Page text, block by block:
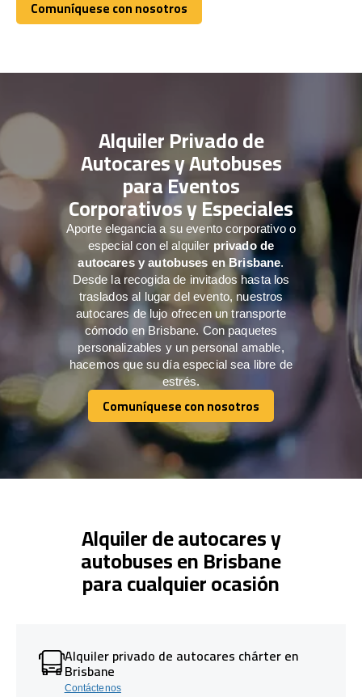
Comuníquese con nosotros
Comuníquese con nosotros
Alquiler Privado de
Autocares y Autobuses
para Eventos
Corporativos y Especiales
Aporte elegancia a su evento corporativo o
especial con el alquiler privado de
autocares y autobuses en Brisbane.
Desde la recogida de invitados hasta los
traslados al lugar del evento, nuestros
autocares de lujo ofrecen un transporte
cómodo en Brisbane. Con paquetes
personalizables y un personal amable,
hacemos que su día especial sea libre de
estrés.
Comuníquese con nosotros
Comuníquese con nosotros
Alquiler de autocares y
autobuses en Brisbane
para cualquier ocasión
Alquiler privado de autocares chárter en
Brisbane
Contáctenos